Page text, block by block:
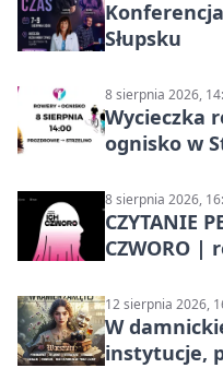
Konferencja
Słupsku
8 sierpnia 2026,
Wycieczka
ognisko w
8 sierpnia 2026,
CZYTANIE
CZWORO |
12 sierpnia 2026,
W
instytucje,